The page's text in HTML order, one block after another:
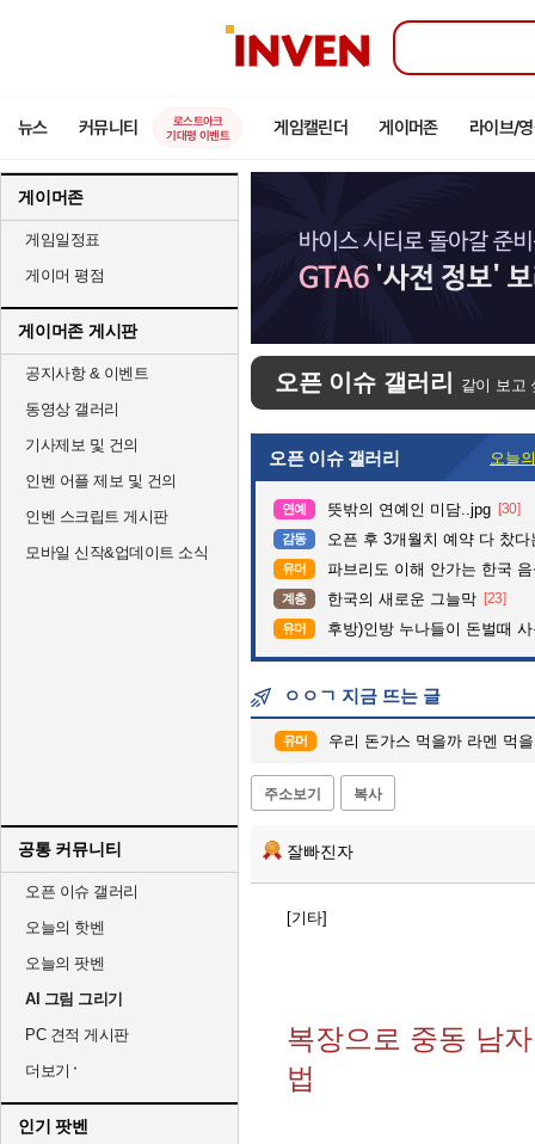
인
뉴스 커뮤니티
로스트아크
기대평 이벤트
게임캘린더 게이머존 라이브/
게이머존
게임일정표
게이머 평점
게이머존 게시판
공지사항 & 이벤트
동영상 갤러리
기사제보 및 건의
인벤 어플 제보 및 건의
인벤 스크립트 게시판
모바일 신작&업데이트 소식
공통 커뮤니티
오픈 이슈 갤러리
오늘의 핫벤
오늘의 팟벤
AI 그림 그리기
PC 견적 게시판
더보기
인기 팟벤
오픈 이슈 갤러리 같이 보고
오픈 이슈 갤러리 오늘
연예 뜻밖의 연예인 미담..jpg [30]
감동 오픈 후 3개월치 예약 다 찼다
유머 파브리도 이해 안가는 한국
계층 한국의 새로운 그늘막 [23]
유머 후방)인방 누나들이 돈벌때 사용하
ㅇㅇㄱ 지금 뜨는 글
유머 우리 돈가스 먹을까 라멘 먹
주소보기 복사
잘빠진자
[기타]
복장으로 중동 남
법